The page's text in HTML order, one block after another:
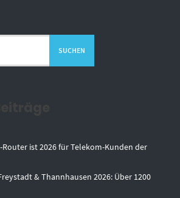
SUCHEN
Router ist 2026 für Telekom-Kunden der
& Thannhausen 2026: Über 1200